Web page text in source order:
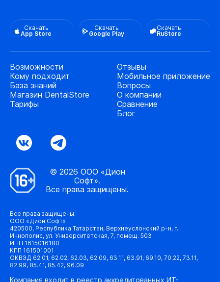
Скачать
App Store
Скачать
Google Play
Скачать
RuStore
Возможности
Кому подходит
База знаний
Магазин DentalStore
Тарифы
Отзывы
Мобильное приложение
Вопросы
О компании
Сравнение
Блог
© 2026 ООО «Дион
Софт».
Все права защищены.
Все права защищены.
ООО «Дион Софт»
420500, Республика Татарстан, Верхнеуслонский р-н, г.
Иннополис, ул. Университетская, 7, помещ. 503
ИНН 1615016180
КПП 161501001
ОКВЭД 62.01, 62.02, 62.03, 62.09, 63.11, 63.91, 69.10, 70.22, 73.11,
82.99, 85.41, 85.42, 96.09
Компания входит в реестр аккредитованных ИТ-